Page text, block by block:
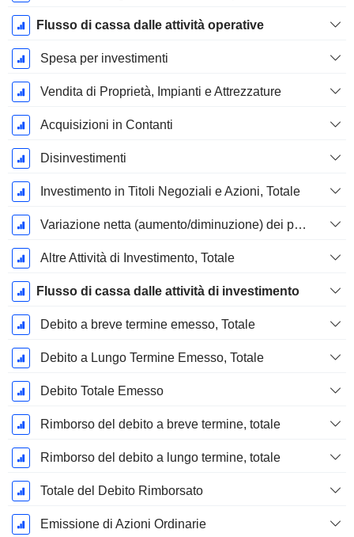
Flusso di cassa dalle attività operative
Spesa per investimenti
Vendita di Proprietà, Impianti e Attrezzature
Acquisizioni in Contanti
Disinvestimenti
Investimento in Titoli Negoziali e Azioni, Totale
Variazione netta (aumento/diminuzione) dei prestiti originati / venduti - Investimento
Altre Attività di Investimento, Totale
Flusso di cassa dalle attività di investimento
Debito a breve termine emesso, Totale
Debito a Lungo Termine Emesso, Totale
Debito Totale Emesso
Rimborso del debito a breve termine, totale
Rimborso del debito a lungo termine, totale
Totale del Debito Rimborsato
Emissione di Azioni Ordinarie